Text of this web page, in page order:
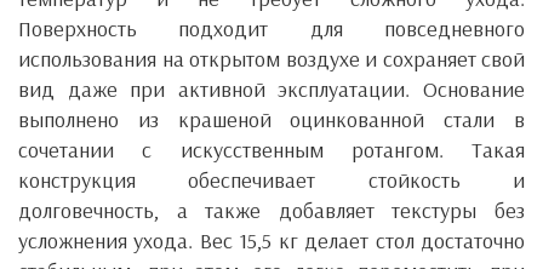
Поверхность подходит для повседневного
использования на открытом воздухе и сохраняет свой
вид даже при активной эксплуатации. Основание
выполнено из крашеной оцинкованной стали в
сочетании с искусственным ротангом. Такая
конструкция обеспечивает стойкость и
долговечность, а также добавляет текстуры без
усложнения ухода. Вес 15,5 кг делает стол достаточно